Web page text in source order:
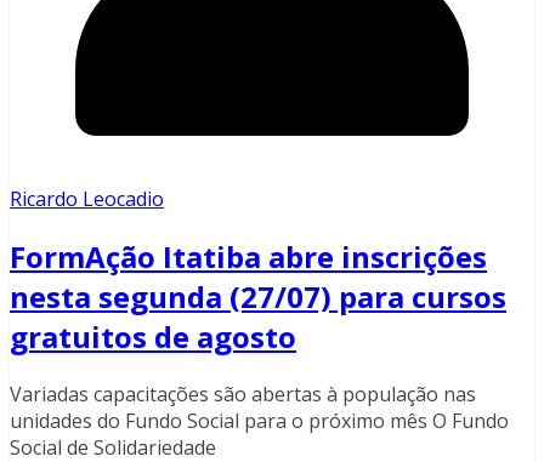
Ricardo Leocadio
FormAção Itatiba abre inscrições
nesta segunda (27/07) para cursos
gratuitos de agosto
Variadas capacitações são abertas à população nas
unidades do Fundo Social para o próximo mês O Fundo
Social de Solidariedade